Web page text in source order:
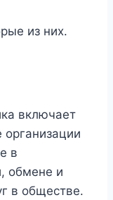
из них.
включает
в
обмене и
в обществе.